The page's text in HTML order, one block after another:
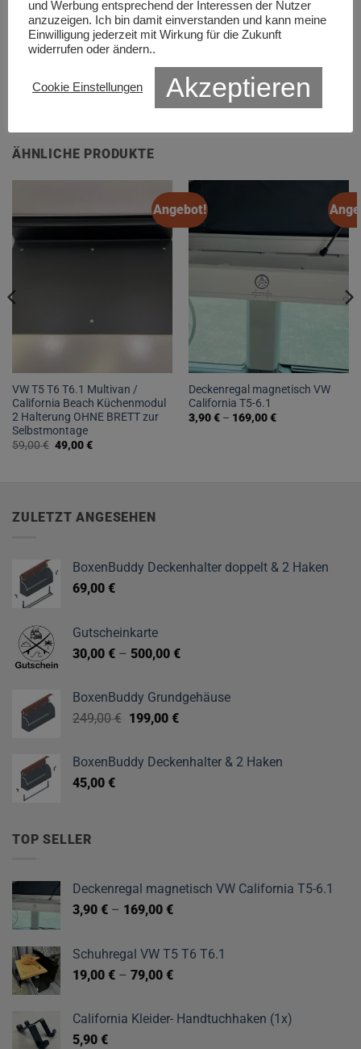
haften nicht für Schäden am Fahrzeug oder an Personen.
ÄHNLICHE PRODUKTE
Angebot!
VW T5 T6 T6.1 Multivan /
California Beach Küchenmodul
2 Halterung OHNE BRETT zur
Selbstmontage
59,00€ Ursprünglicher
Preis
49,00€Aktueller
Deckenregal magnetisch VW
California T5-6.1
3,90€– 169,00€
können
ZULETZT ANGESEHEN
BoxenBuddy Deckenhalter doppelt & 2 Haken
69,00 €
Gutscheinkarte
30,00 € – 500,00 €
BoxenBuddy Grundgehäuse
249,00€ Ursprünglicher
249,00 €
199,00 €Aktueller
199,00 €.
BoxenBuddy Deckenhalter & 2 Haken
45,00 €
TOP SELLER
Deckenregal magnetisch VW California T5-6.1
3,90 € – 169,00 €
Schuhregal VW T5 T6 T6.1
19,00 € – 79,00 €
California Kleider- Handtuchhaken (1x)
5,90 €
und Werbung entsprechend der Interessen der Nutzer
anzuzeigen. Ich bin damit einverstanden und kann meine
Einwilligung jederzeit mit Wirkung für die Zukunft
widerrufen oder ändern..
Cookie Einstellungen Akzeptieren